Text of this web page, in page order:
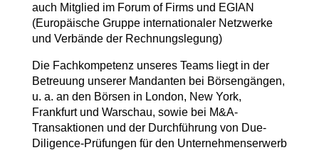
auch Mitglied im Forum of Firms und EGIAN
(Europäische Gruppe internationaler Netzwerke
und Verbände der Rechnungslegung)
Die Fachkompetenz unseres Teams liegt in der
Betreuung unserer Mandanten bei Börsengängen,
u. a. an den Börsen in London, New York,
Frankfurt und Warschau, sowie bei M&A-
Transaktionen und der Durchführung von Due-
Diligence-Prüfungen für den Unternehmenserwerb